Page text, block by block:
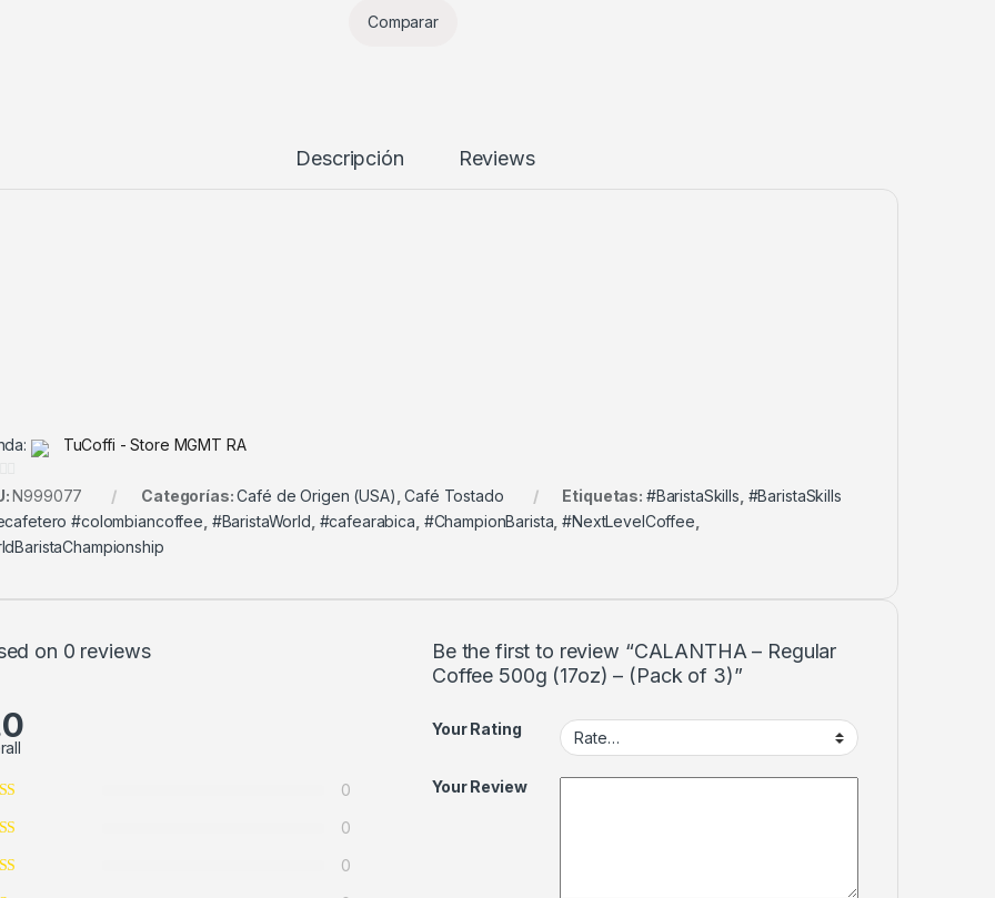
Comparar
Descripción Reviews
TuCoffi - Store MGMT RA
N999077 Categorías:Café de Origen (USA) ,Café Tostado Etiquetas: #BaristaSkills #BaristaSkills
#colombiancoffee #BaristaWorld #cafearabica #ChampionBarista ,#NextLevelCoffee
on 0 reviews
0
0
0
Be the first to review “CALANTHA – Regular
Coffee 500g (17oz) – (Pack of 3)”
Your Rating
Your Review